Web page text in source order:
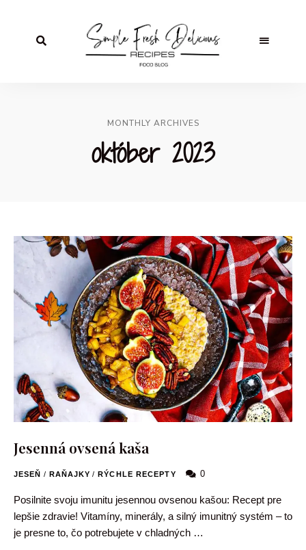
MONTHLY ARCHIVES
október 2023
Jesenná ovsená kaša
JESEŇ / RAŇAJKY / RÝCHLE RECEPTY 0
Posilnite svoju imunitu jesennou ovsenou kašou: Recept pre
lepšie zdravie! Vitamíny, minerály, a silný imunitný systém – to
je presne to, čo potrebujete v chladných …